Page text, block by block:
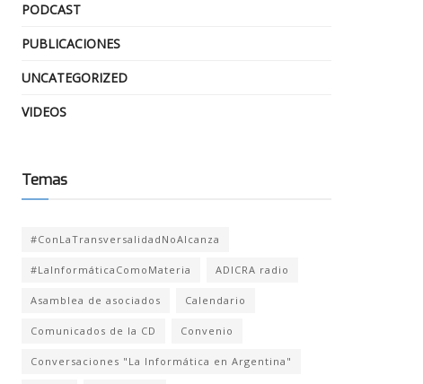
PODCAST
PUBLICACIONES
UNCATEGORIZED
VIDEOS
Temas
#ConLaTransversalidadNoAlcanza
#LaInformáticaComoMateria ADICRA radio
Asamblea de asociados Calendario
Comunicados de la CD Convenio
Conversaciones "La Informática en Argentina"